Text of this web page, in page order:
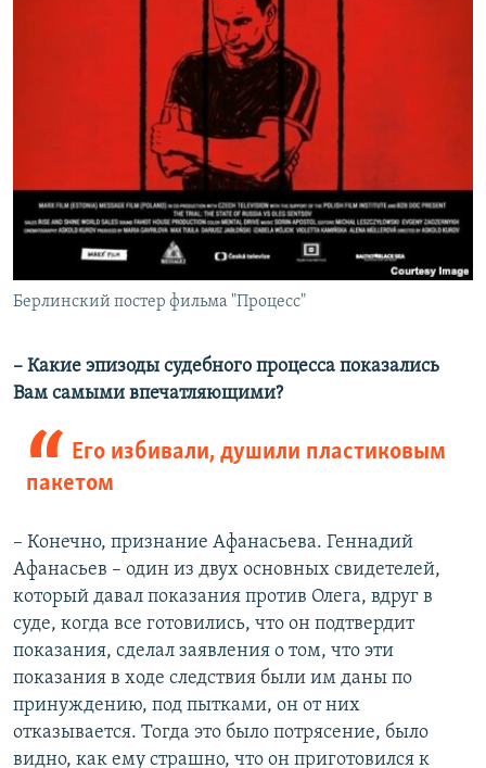
Берлинский постер фильма "Процесс"
– Какие эпизоды судебного процесса показались
Вам самыми впечатляющими?
Его избивали, душили пластиковым
пакетом
– Конечно, признание Афанасьева. Геннадий
Афанасьев – один из двух основных свидетелей,
который давал показания против Олега, вдруг в
суде, когда все готовились, что он подтвердит
показания, сделал заявления о том, что эти
показания в ходе следствия были им даны по
принуждению, под пытками, он от них
отказывается. Тогда это было потрясение, было
видно, как ему страшно, что он приготовился к